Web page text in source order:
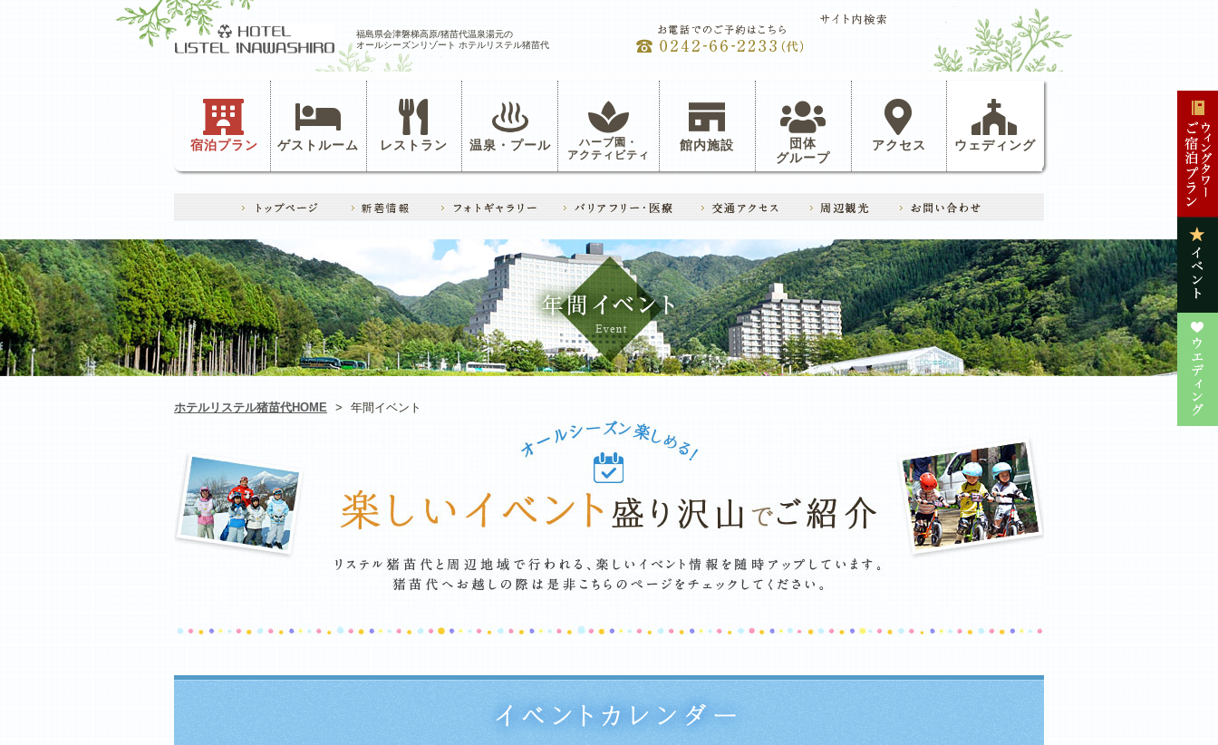
福島県会津磐梯高原/猪苗代温泉湯元の
オールシーズンリゾート ホテルリステル猪苗代
宿泊プラン ゲストルーム レストラン 温泉・プール ハーブ園・
アクティビティ
館内施設
団体
グループ
アクセス ウェディング
ホテルリステル猪苗代HOME > 年間イベント